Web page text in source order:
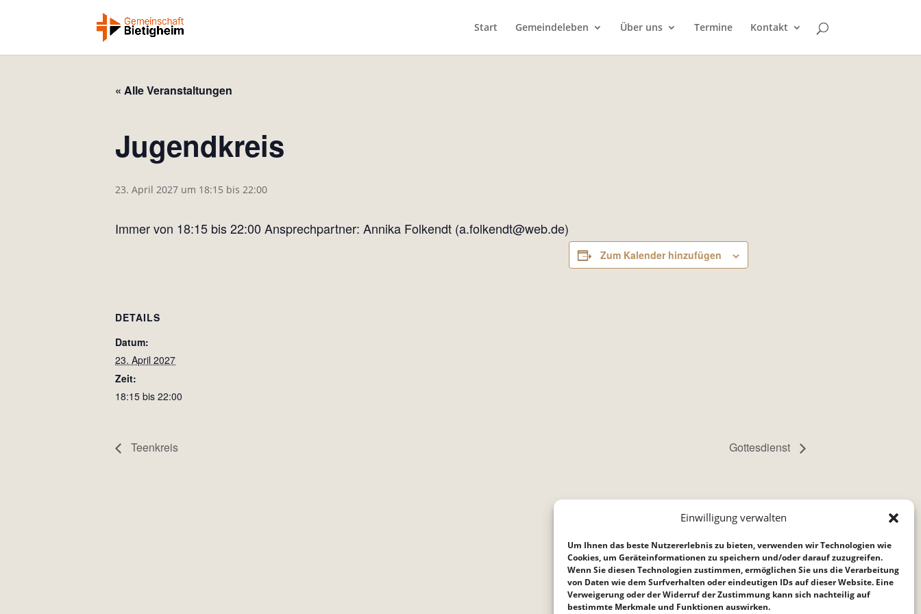
Einwilligung verwalten
Um Ihnen das beste Nutzererlebnis zu bieten, verwenden wir Technologien wie
Cookies, um Geräteinformationen zu speichern und/oder darauf zuzugreifen.
Wenn Sie diesen Technologien zustimmen, ermöglichen Sie uns die Verarbeitung
von Daten wie dem Surfverhalten oder eindeutigen IDs auf dieser Website. Eine
Verweigerung oder der Widerruf der Zustimmung kann sich nachteilig auf
bestimmte Merkmale und Funktionen auswirken.
Start Gemeindeleben Über uns Termine Kontakt
« Alle Veranstaltungen
Jugendkreis
23. April 2027 um 18:15 bis 22:00
Immer von 18:15 bis 22:00 Ansprechpartner: Annika Folkendt (a.folkendt@web.de)
Zum Kalender hinzufügen
DETAILS
Datum:
23. April 2027
Zeit:
18:15 bis 22:00
Teenkreis Gottesdienst